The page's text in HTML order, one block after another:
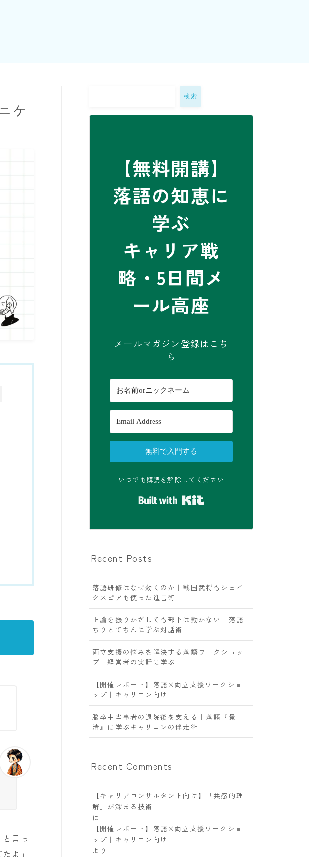
ケ
言っ
よ」
検索
【無料開講】
落語の知恵に
学ぶ
キャリア戦
略・5日間メ
ール高座
メールマガジン登録はこち
ら
無料で入門する
いつでも購読を解除してください
Recent Posts
落語研修はなぜ効くのか｜戦国武将もシェイ
クスピアも使った進言術
正論を振りかざしても部下は動かない｜落語
ちりとてちんに学ぶ対話術
両立支援の悩みを解決する落語ワークショッ
プ｜経営者の実話に学ぶ
【開催レポート】落語×両立支援ワークショ
ップ｜キャリコン向け
脳卒中当事者の退院後を支える｜落語『景
清』に学ぶキャリコンの伴走術
Recent Comments
【キャリアコンサルタント向け】「共感的理
解」が深まる技術
に
【開催レポート】落語×両立支援ワークショ
ップ｜キャリコン向け
より